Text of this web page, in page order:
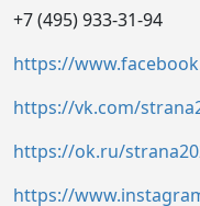
+7 (495) 933-31-94
https://
https://vk.com/
https://ok.ru/
https://